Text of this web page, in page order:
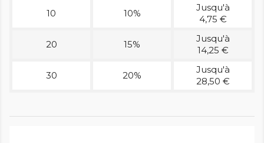
10 10%
Jusqu'à
4,75 €
20 15%
Jusqu'à
14,25 €
30 20%
Jusqu'à
28,50 €